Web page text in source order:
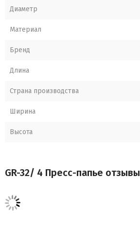
Диаметр
Материал
Бренд
Длина
Страна производства
Ширина
Высота
GR-32/ 4 Пресс-папье отзывы